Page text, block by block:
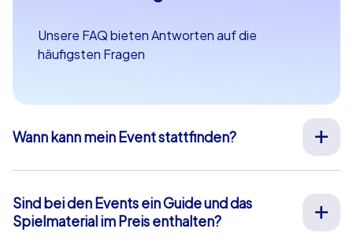
Unsere FAQ bieten Antworten auf die
häufigsten Fragen
Wann kann mein Event stattfinden?
Wir organisieren unsere Teamevents für Sie an Ihrem
Wunschtermin an 365 Tagen im Jahr. Wenn Sie erfahren
möchten ob Ihr Wunschtermin noch verfügbar ist,
fragen Siehiergleich Ihr unverbindliches Angebot an.
Die Startzeit Ihres Events können Sie frei zwischen 9-
Sind bei den Events ein Guide und das
Spielmaterial im Preis enthalten?